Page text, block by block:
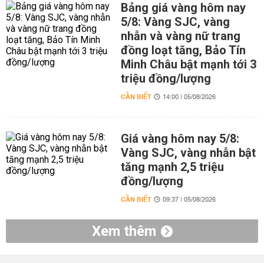
Bảng giá vàng hôm nay
5/8: Vàng SJC, vàng
nhẫn và vàng nữ trang
đồng loạt tăng, Bảo Tín
Minh Châu bật mạnh tới 3
triệu đồng/lượng
CẦN BIẾT 14:00 | 05/08/2026
Giá vàng hôm nay 5/8:
Vàng SJC, vàng nhẫn bật
tăng mạnh 2,5 triệu
đồng/lượng
CẦN BIẾT 09:37 | 05/08/2026
Xem thêm